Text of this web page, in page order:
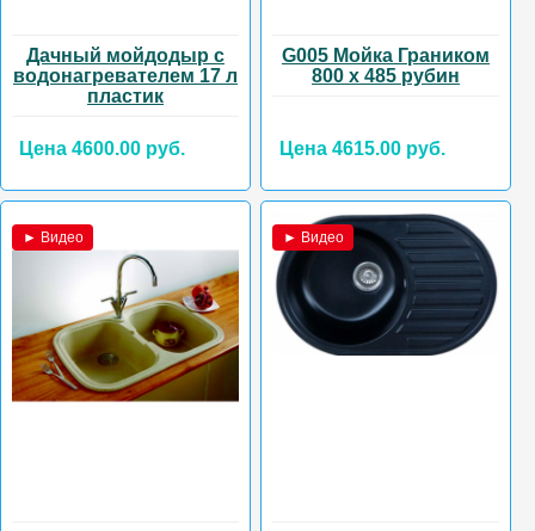
Дачный мойдодыр с
водонагревателем 17 л
пластик
Цена 4600.00 руб.
G005 Мойка Граником
800 х 485 рубин
Цена 4615.00 руб.
► Видео ► Видео